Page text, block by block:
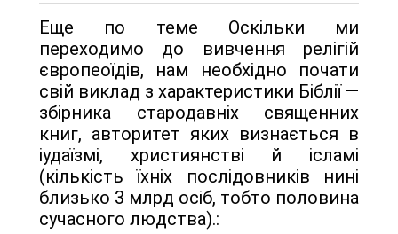
Еще по теме Оскільки ми
переходимо до вивчення релігій
європеоїдів, нам необхідно по­чати
свій виклад з характеристики Біблії —
збірника стародавніх священних
книг, авторитет яких визнається в
іудаїзмі, християнстві й ісламі
(кількість їхніх послідовників нині
близько 3 млрд осіб, тобто половина
сучасного люд­ства).: